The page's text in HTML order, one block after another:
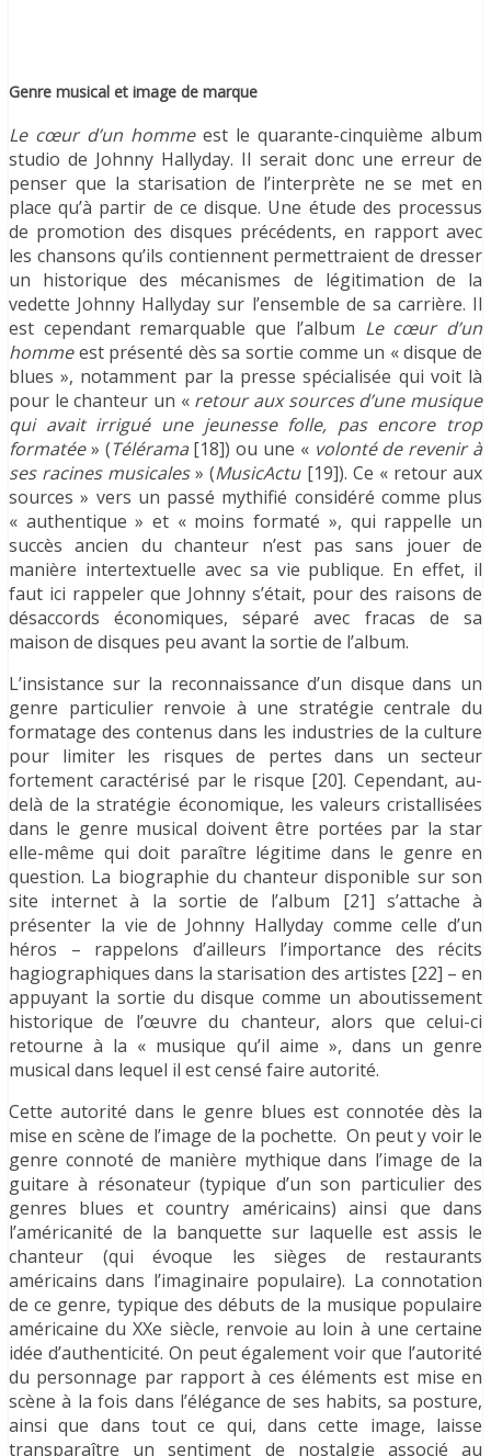
Genre musical et image de marque
Le cœur d’un hommeest le quarante-cinquième album
studio de Johnny Hallyday. Il serait donc une erreur de
penser que la starisation de l’interprète ne se met en
place qu’à partir de ce disque. Une étude des processus
de promotion des disques précédents, en rapport avec
les chansons qu’ils contiennent permettraient de dresser
un historique des mécanismes de légitimation de la
vedette Johnny Hallyday sur l’ensemble de sa carrière. Il
est cependant remarquable que l’album Le cœur d’un
hommeest présenté dès sa sortie comme un « disque de
blues », notamment par la presse spécialisée qui voit là
pour le chanteur un « retour aux sources d’une musique
qui avait irrigué une jeunesse folle, pas encore trop
formatée» (Télérama[18]) ou une « volonté de revenir à
ses racines musicales» (MusicActu [19]). Ce « retour aux
sources » vers un passé mythifié considéré comme plus
« authentique » et « moins formaté », qui rappelle un
succès ancien du chanteur n’est pas sans jouer de
manière intertextuelle avec sa vie publique. En effet, il
faut ici rappeler que Johnny s’était, pour des raisons de
désaccords économiques, séparé avec fracas de sa
maison de disques peu avant la sortie de l’album.
L’insistance sur la reconnaissance d’un disque dans un
genre particulier renvoie à une stratégie centrale du
formatage des contenus dans les industries de la culture
pour limiter les risques de pertes dans un secteur
fortement caractérisé par le risque [20]. Cependant, au-
delà de la stratégie économique, les valeurs cristallisées
dans le genre musical doivent être portées par la star
elle-même qui doit paraître légitime dans le genre en
question. La biographie du chanteur disponible sur son
site internet à la sortie de l’album [21] s’attache à
présenter la vie de Johnny Hallyday comme celle d’un
héros – rappelons d’ailleurs l’importance des récits
hagiographiques dans la starisation des artistes [22] – en
appuyant la sortie du disque comme un aboutissement
historique de l’œuvre du chanteur, alors que celui-ci
retourne à la « musique qu’il aime », dans un genre
musical dans lequel il est censé faire autorité.
Cette autorité dans le genre blues est connotée dès la
mise en scène de l’image de la pochette. On peut y voir le
genre connoté de manière mythique dans l’image de la
guitare à résonateur (typique d’un son particulier des
genres blues et country américains) ainsi que dans
l’américanité de la banquette sur laquelle est assis le
chanteur (qui évoque les sièges de restaurants
américains dans l’imaginaire populaire). La connotation
de ce genre, typique des débuts de la musique populaire
américaine du XXe siècle, renvoie au loin à une certaine
idée d’authenticité. On peut également voir que l’autorité
du personnage par rapport à ces éléments est mise en
scène à la fois dans l’élégance de ses habits, sa posture,
ainsi que dans tout ce qui, dans cette image, laisse
transparaître un sentiment de nostalgie associé au